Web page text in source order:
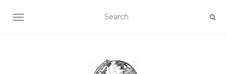
OUVRIR/FERMER LA NAVIGATION